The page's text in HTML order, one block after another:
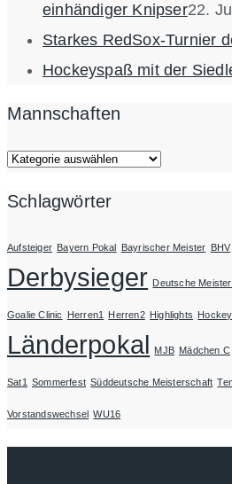
einhändiger Knipser22.
Starkes RedSox-Turnier
Hockeyspaß mit der
Mannschaften
Mannschaften
Schlagwörter
Aufsteiger Bayern Pokal Bayrischer Meister BHV
Derbysieger Deutsche
Goalie Clinic Herren1 Herren2 Highlights Hockey
Länderpokal MJB Mädchen C
Sat1 Sommerfest Süddeutsche Meisterschaft
Vorstandswechsel WU16